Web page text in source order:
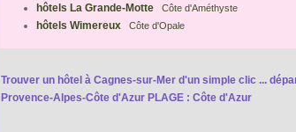
hôtels La Grande-Motte Côte d'Améthyste
hôtels Wimereux Côte d'Opale
Trouver un hôtel à Cagnes-sur-Mer d'un simple clic ...
Provence-Alpes-Côte d'Azur PLAGE : Côte d'Azur